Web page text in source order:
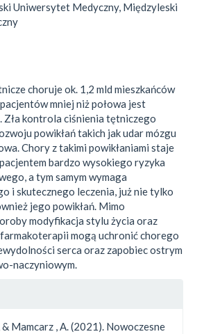
Uniwersytet Medyczny, Międzyleski
choruje ok. 1,2 mld mieszkańców
mniej niż połowa jest
Zła kontrola ciśnienia tętniczego
powikłań takich jak udar mózgu
Chory z takimi powikłaniami staje
bardzo wysokiego ryzyka
a tym samym wymaga
i skutecznego leczenia, już nie tylko
jego powikłań. Mimo
modyfikacja stylu życia oraz
mogą uchronić chorego
serca oraz zapobiec ostrym
naczyniowym.
Mamcarz , A. (2021). Nowoczesne